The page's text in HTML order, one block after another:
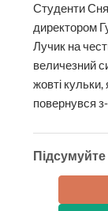
Студенти
директором
Лучик на
величезний
жовті кульки,
повернувся